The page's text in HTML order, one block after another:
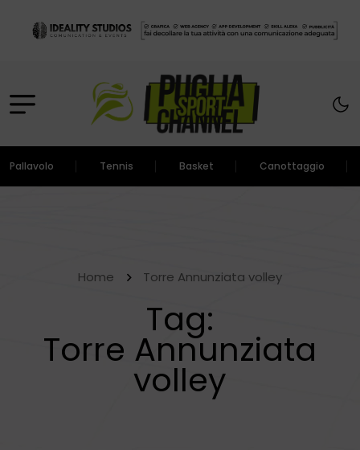
Pallavolo Tennis Basket Canottaggio
Home Torre Annunziata volley
Tag:
Torre Annunziata
volley